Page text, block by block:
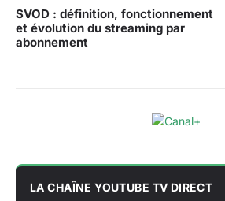
SVOD : définition, fonctionnement
et évolution du streaming par
abonnement
LA CHAÎNE YOUTUBE TV DIRECT